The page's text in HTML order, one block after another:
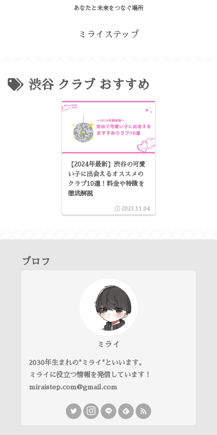
あなたと未来をつなぐ場所
ミライステップ
渋谷 クラブ おすすめ
【2024年最新】渋谷の可愛
い子に出会えるオススメの
クラブ10選！料金や特徴を
徹底解説
2023.11.04
プロフ
ミライ
2030年生まれの"ミライ"といいます。
ミライに役立つ情報を発信しています！
miraistep.com@gmail.com